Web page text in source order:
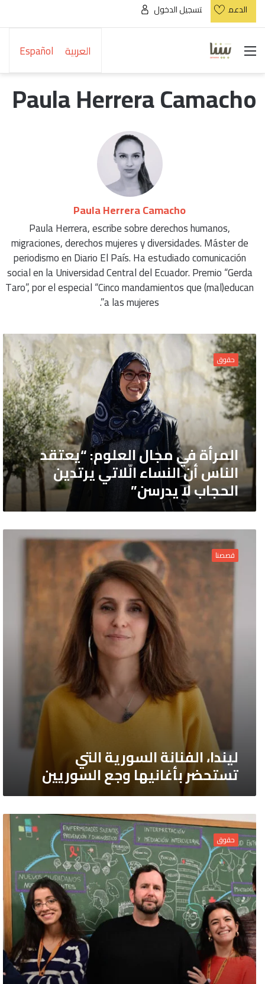
الدعم تسجيل الدخول
العربية Español القائمة
Paula Herrera Camacho
Paula Herrera Camacho
Paula Herrera, escribe sobre derechos humanos,
migraciones, derechos mujeres y diversidades. Máster de
periodismo en Diario El País. Ha estudiado comunicación
social en la Universidad Central del Ecuador. Premio “Gerda
Taro”, por el especial “Cinco mandamientos que (mal)educan
a las mujeres”.
المرأة
في
مجال
العلوم:
“يعتقد
الناس
أن
النساء
الّلاتي
يرتدين
الحجاب
يدرسن”
حقوق
المرأة في مجال العلوم: “يعتقد
الناس أن النساء الّلاتي يرتدين
الحجاب لا يدرسن”
ليندا،
الفنانة
السورية
تستحضر
السوريين
قصصنا
ليندا، الفنانة السورية التي
تستحضر بأغانيها وجع السوريين
توفير
الرعاية
الصحية
للمهاجرين
بلغتهم
الأصلية
حقوق